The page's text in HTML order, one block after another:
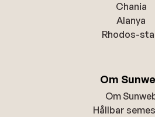
Chania
Alanya
Rhodos-
Om
Om
Hållbar